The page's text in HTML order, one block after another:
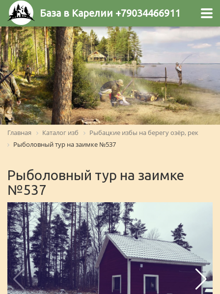
База в Карелии +79034466911
Главная Каталог изб
Рыбацкие избы на берегу озёр, рек
Рыболовный тур на заимке №537
Рыболовный тур на заимке
№537